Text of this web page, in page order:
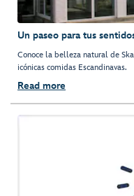
Un paseo para tus
Conoce la belleza natural de
icónicas comidas Escandinavas.
Read more